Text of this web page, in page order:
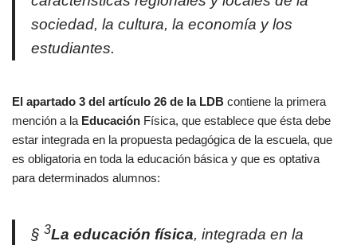
sociedad, la cultura, la economía y los
estudiantes.
El apartado 3 del artículo 26 de la LDB contiene la primera
mención a la Educación Física, que establece que ésta debe
estar integrada en la propuesta pedagógica de la escuela, que
es obligatoria en toda la educación básica y que es optativa
para determinados alumnos:
§ 3La educación física, integrada en la